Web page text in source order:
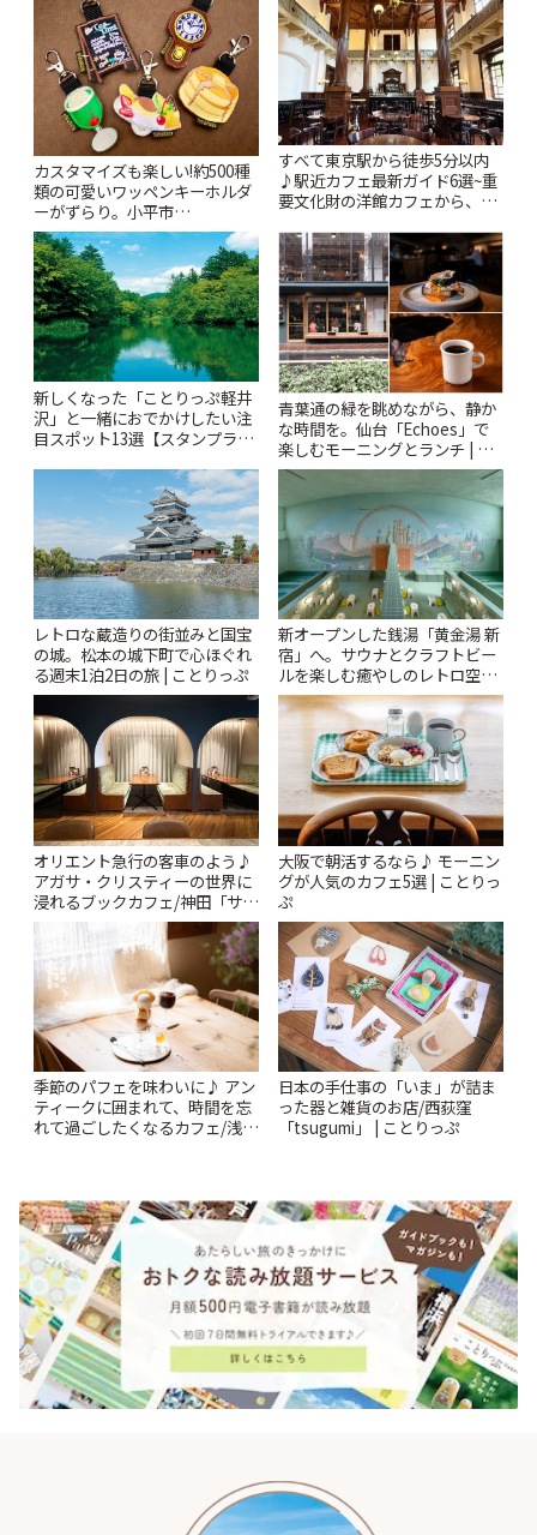
カスタマイズも楽しい!約500種
類の可愛いワッペンキーホルダ
ーがずらり。小平市
「Kimamaya T&K」 | ことりっ
ぷ
すべて東京駅から徒歩5分以内
♪駅近カフェ最新ガイド6選~重
要文化財の洋館カフェから、改
りっぷ
新しくなった「ことりっぷ軽井
沢」と一緒におでかけしたい注
目スポット13選【スタンプラリ
青葉通の緑を眺めながら、静か
な時間を。仙台「Echoes」で
楽しむモーニングとランチ | こ
とりっぷ
レトロな蔵造りの街並みと国宝
の城。松本の城下町で心ほぐれ
る週末1泊2日の旅 | ことりっぷ
新オープンした銭湯「黄金湯 新
宿」へ。サウナとクラフトビー
ルを楽しむ癒やしのレトロ空間
| ことりっぷ
オリエント急行の客車のよう♪
アガサ・クリスティーの世界に
浸れるブックカフェ/神田「サロ
ンクリスティ」 | ことりっぷ
大阪で朝活するなら♪ モーニン
グが人気のカフェ5選 | ことりっ
ぷ
季節のパフェを味わいに♪ アン
ティークに囲まれて、時間を忘
れて過ごしたくなるカフェ/浅草
日本の手仕事の「いま」が詰ま
った器と雑貨のお店/西荻窪
「tsugumi」 | ことりっぷ